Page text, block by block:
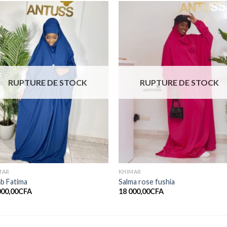
RUPTURE DE STOCK
Fatima
CFA
à la
RUPTURE DE STOCK
KHIMAR
Salma rose fushia
18 000,00CFA